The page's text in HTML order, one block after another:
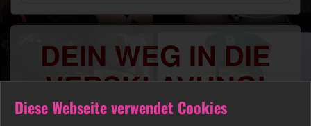
Diese Webseite verwendet Cookies
DEIN WEG IN DIE
VERSKLAVUNG!
Du sehnst Dich danach benutzt, manipuliert,